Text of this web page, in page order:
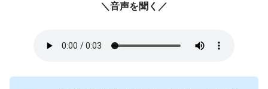
＼音声を聞く／